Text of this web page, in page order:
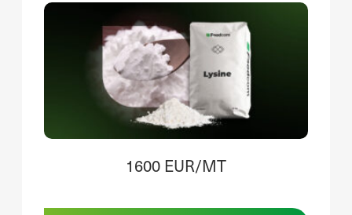
1600 EUR/MT